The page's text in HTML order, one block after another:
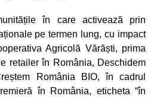
în care activează prin
pe termen lung, cu impact
Agricolă Vărăști, prima
retailer în România, Deschidem
România BIO, în cadrul
în România, eticheta “în